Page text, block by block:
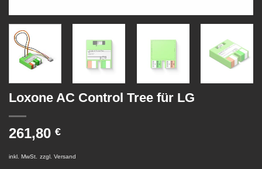
Loxone AC Control Tree für LG
261,80 €
inkl. MwSt. zzgl. Versand